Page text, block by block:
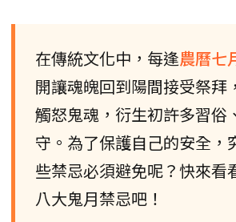
在傳統文化中，每逢農曆七
開讓魂魄回到陽間接受祭拜
觸怒鬼魂，衍生初許多習俗
守。為了保護自己的安全，
些禁忌必須避免呢？快來看
八大鬼月禁忌吧！